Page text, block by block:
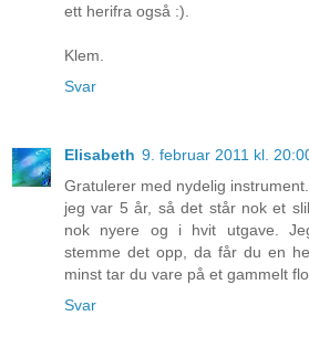
ett herifra også :).
Klem.
Svar
Elisabeth 9. februar 2011 kl.
Gratulerer med nydelig
jeg var 5 år, så det står nok et
nok nyere og i hvit utgave.
stemme det opp, da får du en
minst tar du vare på et gammelt
Svar